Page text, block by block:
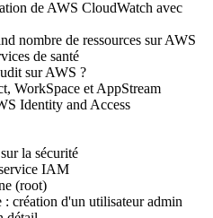
de AWS CloudWatch avec
nombre de ressources sur AWS
de santé
sur AWS ?
WorkSpace et AppStream
Identity and Access
la sécurité
IAM
(root)
: création d'un utilisateur admin